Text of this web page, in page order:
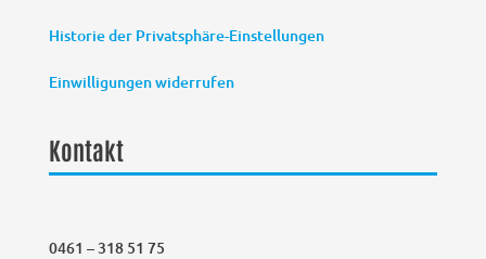
Historie der Privatsphäre-Einstellungen
Einwilligungen widerrufen
Kontakt
0461 – 318 51 75